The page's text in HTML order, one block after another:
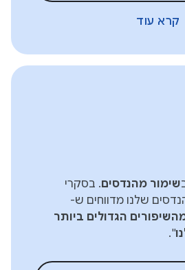
קרא עוד
שימור מהנדסים. בסקרי
שלנו מדווחים ש-
הגדולים ביותר
".